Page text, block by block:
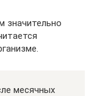
значительно
месячных